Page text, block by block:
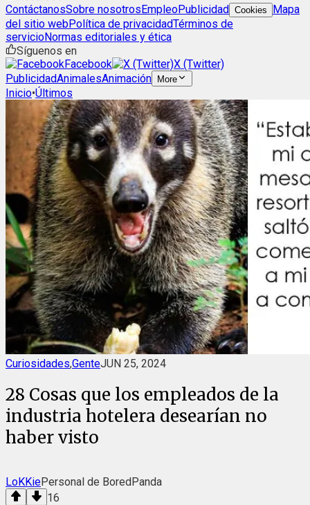
ContáctanosSobre nosotrosEmpleoPublicidad Cookies
Mapa
del sitio webPolítica de privacidadTérminos de
servicioNormas editoriales y ética
Síguenos en
Facebook
X (Twitter)
PublicidadAnimalesAnimación More
Inicio•Últimos
Curiosidades,GenteJUN 25, 2024
28 Cosas que los empleados de la
industria hotelera desearían no
haber visto
LoKKiePersonal de BoredPanda
16